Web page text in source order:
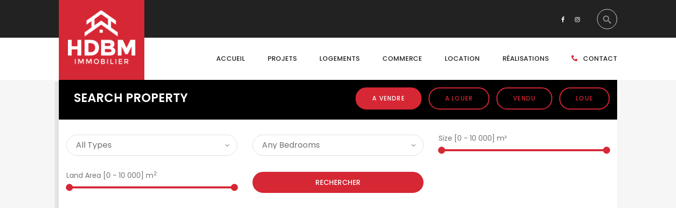
ACCUEIL PROJETS LOGEMENTS COMMERCE LOCATION RÉALISATIONS CONTACT
SEARCH PROPERTY A VENDRE A LOUER VENDU LOUE
Size [ 0 - 10 000 ] m²
Land Area [ 0 - 10 000 ] m2
RECHERCHER